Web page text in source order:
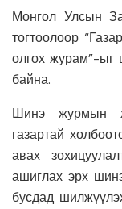
Монгол Улсын
тогтоолоор
олгох журам”-ыг
байна.
Шинэ журмын
газартай
авах
ашиглах эрх
бусдад